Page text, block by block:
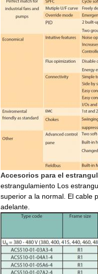
Accesorios para el
estrangulamiento Los
superior a la normal. El cable
adelante.